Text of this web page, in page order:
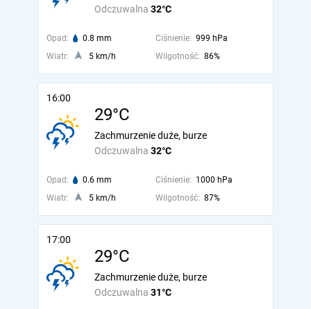
Odczuwalna 32°C
Opad: 0.8 mm Ciśnienie: 999 hPa
Wiatr:
5 km/h Wilgotność: 86%
16:00
29°C
Odczuwalna 32°C
Zachmurzenie duże, burze
Opad: 0.6 mm Ciśnienie: 1000 hPa
Wiatr:
5 km/h Wilgotność: 87%
17:00
29°C
Odczuwalna 31°C
Zachmurzenie duże, burze